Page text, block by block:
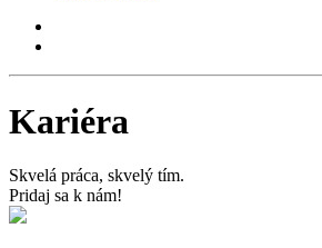
Kariéra
Skvelá práca, skvelý tím.
Pridaj sa k nám!